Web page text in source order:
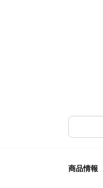
商品情報